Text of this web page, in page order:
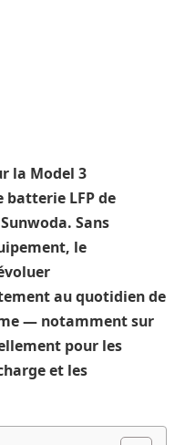
la Model 3
batterie LFP de
Sans
le
au quotidien de
— notamment sur
pour les
et les